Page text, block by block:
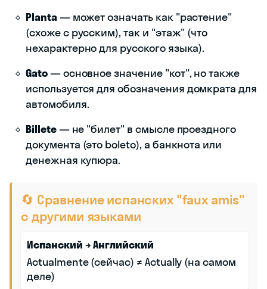
Planta— может означать как "растение"
(схоже с русским), так и "этаж" (что
нехарактерно для русского языка).
Gato— основное значение "кот", но также
используется для обозначения домкрата для
автомобиля.
Billete— не "билет" в смысле проездного
документа (это boleto), а банкнота или
денежная купюра.
🔄 Сравнение испанских "faux amis"
с другими языками
Испанский → Английский
Actualmente (сейчас) ≠ Actually (на самом
деле)